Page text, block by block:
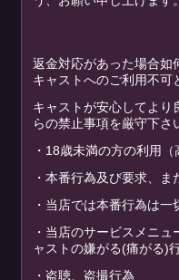
返金対応があった場合如
キャストへのご利用不可
キャストが安心してより
らの禁止事項を厳守下さ
・18歳未満の方の利用（
・本番行為及び要求、
・当店では本番行為は一
・当店のサービスメニ
ャストの嫌がる(痛がる)
・盗聴、盗撮行為